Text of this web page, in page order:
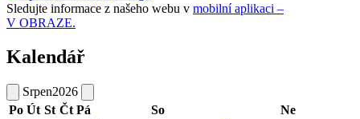
Sledujte informace z našeho webu v mobilní aplikaci –
V OBRAZE.
Kalendář
Srpen2026
Po Út St Čt Pá So Ne